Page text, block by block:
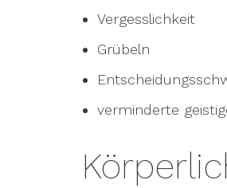
Vergesslichkeit
Grübeln
verminderte